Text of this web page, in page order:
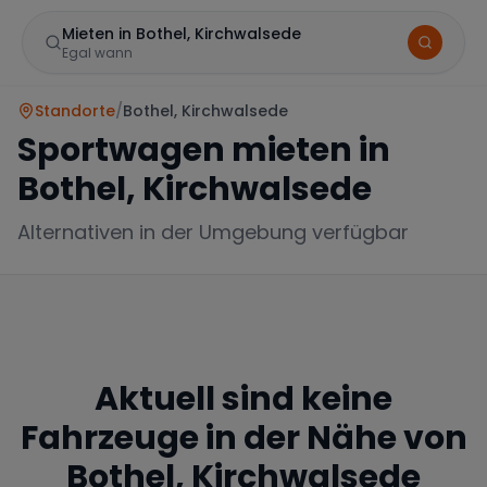
Mieten in Bothel, Kirchwalsede
Egal wann
Mercedes BMW Audi
Standorte/Bothel, Kirchwalsede
Sportwagen mieten in
Bothel, Kirchwalsede
Alternativen in der Umgebung verfügbar
Aktuell sind keine
Fahrzeuge in der Nähe von
Bothel, Kirchwalsede